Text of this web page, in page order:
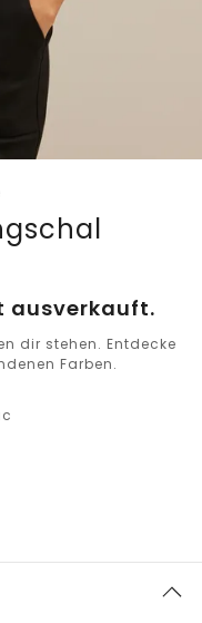
ausverkauft.
dir stehen. Entdecke
Farben.